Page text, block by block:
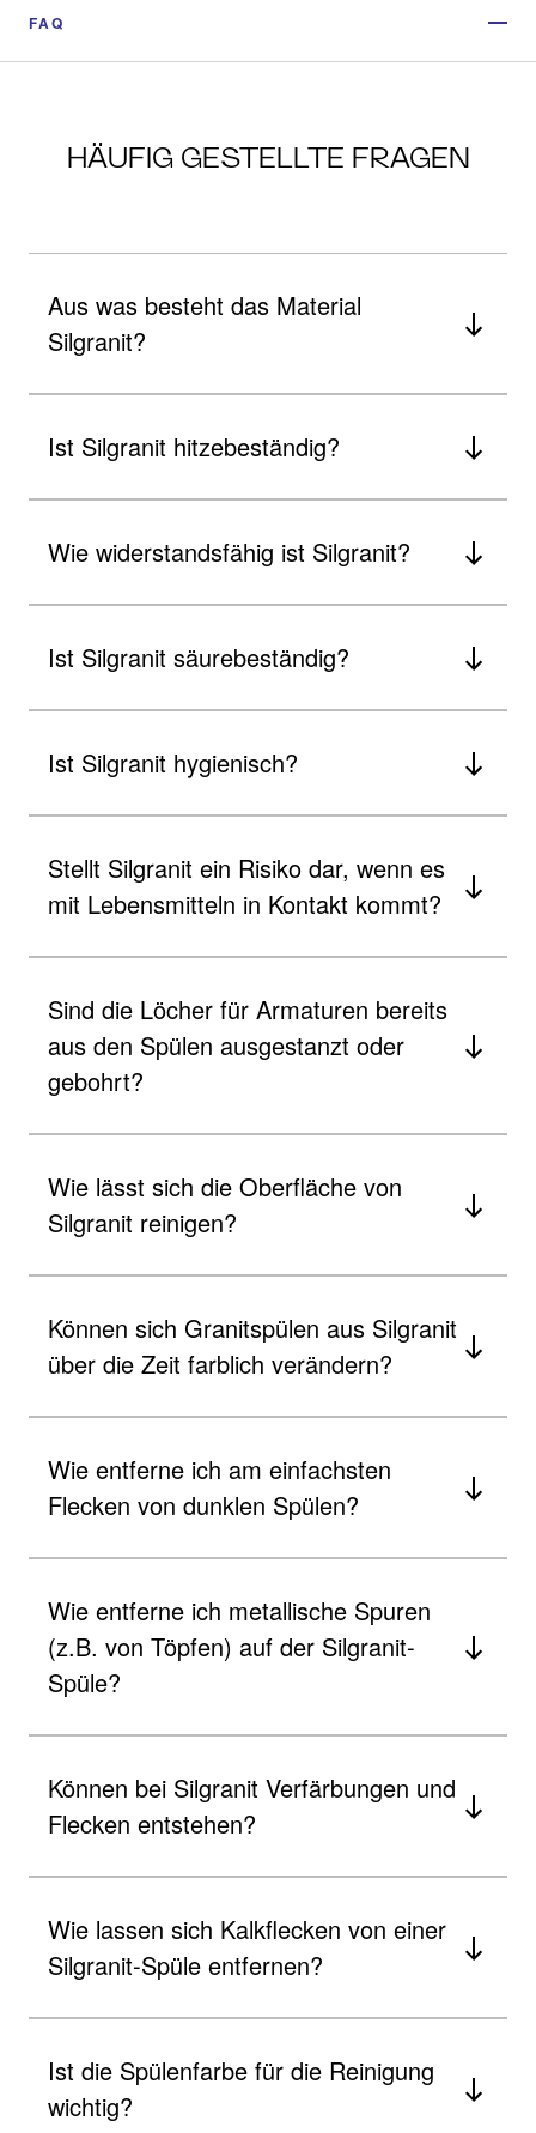
FAQ
HÄUFIG GESTELLTE FRAGEN
Aus was besteht das Material
Silgranit?
Ist Silgranit hitzebeständig?
Wie widerstandsfähig ist Silgranit?
Ist Silgranit säurebeständig?
Ist Silgranit hygienisch?
Stellt Silgranit ein Risiko dar, wenn es
mit Lebensmitteln in Kontakt kommt?
Sind die Löcher für Armaturen bereits
aus den Spülen ausgestanzt oder
gebohrt?
Wie lässt sich die Oberfläche von
Silgranit reinigen?
Können sich Granitspülen aus Silgranit
über die Zeit farblich verändern?
Wie entferne ich am einfachsten
Flecken von dunklen Spülen?
Wie entferne ich metallische Spuren
(z.B. von Töpfen) auf der Silgranit-
Spüle?
Können bei Silgranit Verfärbungen und
Flecken entstehen?
Wie lassen sich Kalkflecken von einer
Silgranit-Spüle entfernen?
Ist die Spülenfarbe für die Reinigung
wichtig?